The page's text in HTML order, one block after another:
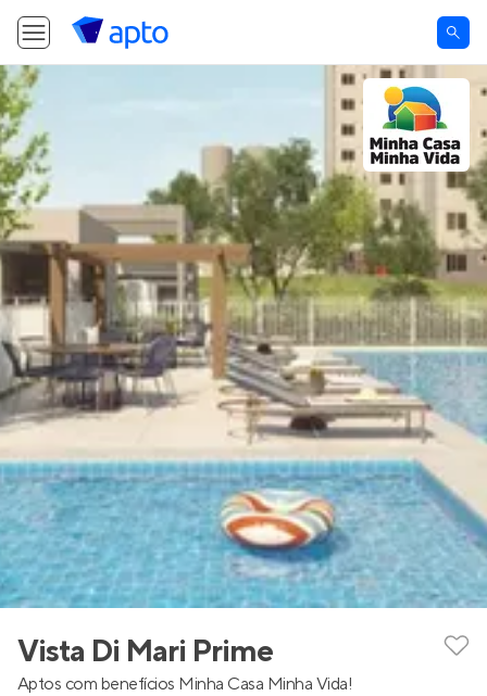
Vista Di Mari Prime
Aptos com benefícios Minha Casa Minha Vida!